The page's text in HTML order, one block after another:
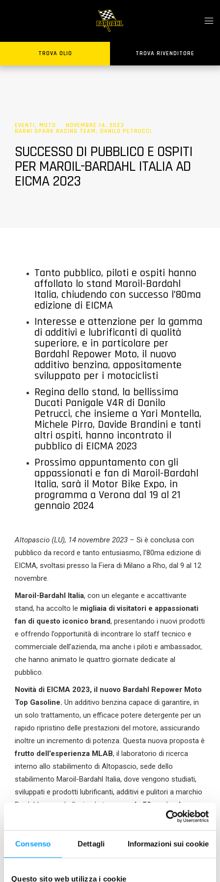
Consenso Dettagli Informazioni sui cookie
Questo sito web utilizza i cookie
TROVA OLIO TROVA RIVENDITORE
EVENTI, MOTO
NOVEMBRE 14, 2023
BARNI SPARK RACING TEAM, DANILO PETRUCCI
SUCCESSO DI PUBBLICO E OSPITI
PER MAROIL-BARDAHL ITALIA AD
EICMA 2023
Tanto pubblico, piloti e ospiti hanno
affollato lo stand Maroil-Bardahl
Italia, chiudendo con successo l’80ma
edizione di EICMA
Interesse e attenzione per la gamma
di additivi e lubrificanti di qualità
superiore, e in particolare per
Bardahl Repower Moto, il nuovo
additivo benzina, appositamente
sviluppato per i motociclisti
Regina dello stand, la bellissima
Ducati Panigale V4R di Danilo
Petrucci, che insieme a Yari Montella,
Michele Pirro, Davide Brandini e tanti
altri ospiti, hanno incontrato il
pubblico di EICMA 2023
Prossimo appuntamento con gli
appassionati e fan di Maroil-Bardahl
Italia, sarà il Motor Bike Expo, in
programma a Verona dal 19 al 21
gennaio 2024
Altopascio (LU), 14 novembre 2023 – Si è conclusa con
pubblico da record e tanto entusiasmo, l’80ma edizione di
EICMA, svoltasi presso la Fiera di Milano a Rho, dal 9 al 12
novembre.
Maroil-Bardahl Italia, con un elegante e accattivante
stand, ha accolto le migliaia di visitatori e appassionati
fan di questo iconico brand, presentando i nuovi prodotti
e offrendo l’opportunità di incontrare lo staff tecnico e
commerciale dell’azienda, ma anche i piloti e ambassador,
che hanno animato le quattro giornate dedicate al
pubblico.
Novità di EICMA 2023, il nuovo Bardahl Repower Moto
Top Gasoline. Un additivo benzina capace di garantire, in
un solo trattamento, un efficace potere detergente per un
rapido ripristino delle prestazioni del motore, assicurando
inoltre un incremento di potenza. Questa nuova proposta è
frutto dell’esperienza MLAB, il laboratorio di ricerca
interno allo stabilimento di Altopascio, sede dello
stabilimento Maroil-Bardahl Italia, dove vengono studiati,
sviluppati e prodotti lubrificanti, additivi e pulitori a marchio
Bardahl, essendo l’azienda toscana,
da 50 anni polo
produttivo di blending della linea premium di Bardahl
nel mondo.
Ma EICMA è anche un’occasione unica per poter
incontrare piloti e personaggiche giocano un ruolo da